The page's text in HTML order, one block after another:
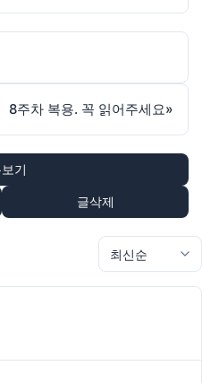
8주차 복용. 꼭 읽어주세요»
기
글삭제